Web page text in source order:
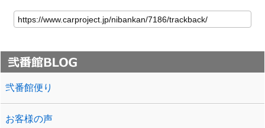
弐番館便り
お客様の声